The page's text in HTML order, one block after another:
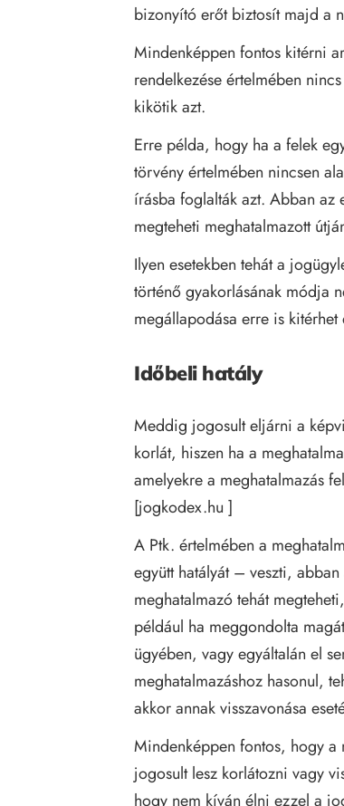
bizonyító erőt biztosít majd a
Mindenképpen fontos kitérni
rendelkezése értelmében
kikötik azt.
Erre példa, hogy ha a felek
törvény értelmében nincsen
írásba foglalták azt. Abban az
megteheti meghatalmazott
Ilyen esetekben tehát a
történő gyakorlásának módja
megállapodása erre is
Időbeli hatály
Meddig jogosult eljárni a
korlát, hiszen ha a
amelyekre a meghatalmazás
[jogkodex.hu ]
A Ptk. értelmében a
együtt hatályát – veszti,
meghatalmazó tehát
például ha meggondolta
ügyében, vagy egyáltalán el
meghatalmazáshoz hasonul,
akkor annak visszavonása
Mindenképpen fontos, hogy
jogosult lesz korlátozni vagy
hogy nem kíván élni ezzel a